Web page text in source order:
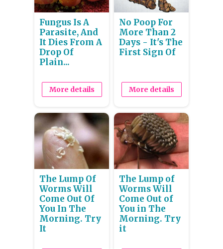
Fungus Is A
Parasite, And
It Dies From A
Drop Of
Plain...
More details
No Poop For
More Than 2
Days - It's The
First Sign Of
More details
The Lump Of
Worms Will
Come Out Of
You In The
Morning. Try
It
The Lump of
Worms Will
Come Out of
You in The
Morning. Try
it